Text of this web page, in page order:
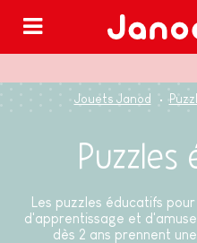
Jouets Janod
Les puzzles éducatifs
d'apprentissage et
dès 2 ans prennent